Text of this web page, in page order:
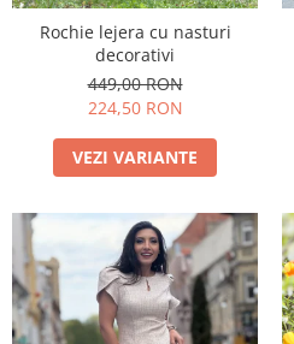
Rochie lejera cu nasturi
decorativi
449,00 RON
224,50 RON
VEZI VARIANTE